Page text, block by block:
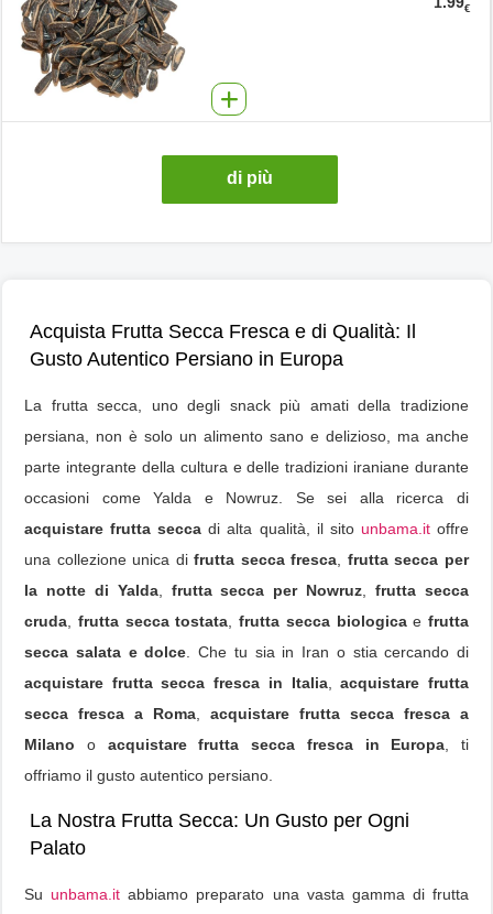
€
di più
Acquista Frutta Secca Fresca e di Qualità: Il
Gusto Autentico Persiano in Europa
La frutta secca, uno degli snack più amati della tradizione
persiana, non è solo un alimento sano e delizioso, ma anche
parte integrante della cultura e delle tradizioni iraniane durante
occasioni come Yalda e Nowruz. Se sei alla ricerca di
acquistare frutta secca di alta qualità, il sito unbama.itoffre
una collezione unica difrutta secca fresca
frutta secca per
la notte di Yalda, frutta secca per Nowruz ,frutta secca
cruda
frutta secca tostata frutta secca biologicae frutta
secca salata e dolce . Che tu sia in Iran o stia cercando di
acquistare frutta secca fresca in Italia,acquistare frutta
secca fresca a Roma
acquistare frutta secca fresca a
Milano o acquistare frutta secca fresca in Europa , ti
offriamo il gusto autentico persiano.
La Nostra Frutta Secca: Un Gusto per Ogni
Palato
Su unbama.it abbiamo preparato una vasta gamma di frutta